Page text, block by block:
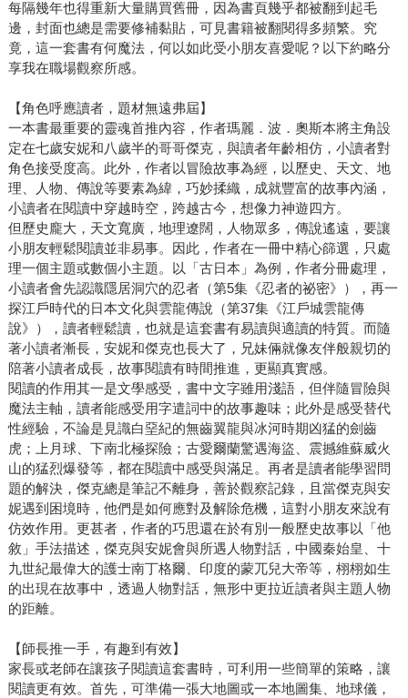
每隔幾年也得重新大量購買舊冊，因為書頁幾乎都被翻到起毛
邊，封面也總是需要修補黏貼，可見書籍被翻閱得多頻繁。究
竟，這一套書有何魔法，何以如此受小朋友喜愛呢？以下約略分
享我在職場觀察所感。
【角色呼應讀者，題材無遠弗屆】
一本書最重要的靈魂首推內容，作者瑪麗．波．奧斯本將主角設
定在七歲安妮和八歲半的哥哥傑克，與讀者年齡相仿，小讀者對
角色接受度高。此外，作者以冒險故事為經，以歷史、天文、地
理、人物、傳說等要素為緯，巧妙揉織，成就豐富的故事內涵，
小讀者在閱讀中穿越時空，跨越古今，想像力神遊四方。
但歷史龐大，天文寬廣，地理遼闊，人物眾多，傳說遙遠，要讓
小朋友輕鬆閱讀並非易事。因此，作者在一冊中精心篩選，只處
理一個主題或數個小主題。以「古日本」為例，作者分冊處理，
小讀者會先認識隱居洞穴的忍者（第5集《忍者的祕密》），再一
探江戶時代的日本文化與雲龍傳說（第37集《江戶城雲龍傳
說》），讀者輕鬆讀，也就是這套書有易讀與適讀的特質。而隨
著小讀者漸長，安妮和傑克也長大了，兄妹倆就像友伴般親切的
陪著小讀者成長，故事閱讀有時間推進，更顯真實感。
閱讀的作用其一是文學感受，書中文字雖用淺語，但伴隨冒險與
魔法主軸，讀者能感受用字遣詞中的故事趣味；此外是感受替代
性經驗，不論是見識白堊紀的無齒翼龍與冰河時期凶猛的劍齒
虎；上月球、下南北極探險；古愛爾蘭驚遇海盜、震撼維蘇威火
山的猛烈爆發等，都在閱讀中感受與滿足。再者是讀者能學習問
題的解決，傑克總是筆記不離身，善於觀察記錄，且當傑克與安
妮遇到困境時，他們是如何應對及解除危機，這對小朋友來說有
仿效作用。更甚者，作者的巧思還在於有別一般歷史故事以「他
敘」手法描述，傑克與安妮會與所遇人物對話，中國秦始皇、十
九世紀最偉大的護士南丁格爾、印度的蒙兀兒大帝等，栩栩如生
的出現在故事中，透過人物對話，無形中更拉近讀者與主題人物
的距離。
【師長推一手，有趣到有效】
家長或老師在讓孩子閱讀這套書時，可利用一些簡單的策略，讓
閱讀更有效。首先，可準備一張大地圖或一本地圖集、地球儀，